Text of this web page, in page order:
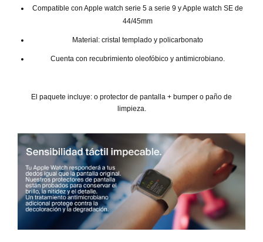
Compatible con Apple watch serie 5 a serie 9 y Apple watch SE de
44/45mm
Material: cristal templado y policarbonato
Cuenta con recubrimiento oleofóbico y antimicrobiano.
El paquete incluye: o protector de pantalla + bumper o paño de
limpieza.